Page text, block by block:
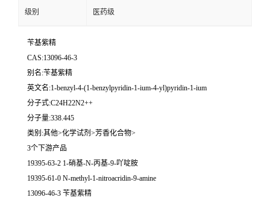
级别 医药级
苄基紫精
CAS:13096-46-3
别名:苄基紫精
英文名:1-benzyl-4-(1-benzylpyridin-1-ium-4-yl)pyridin-1-ium
分子式:C24H22N2++
分子量:338.445
类别:其他>化学试剂>芳香化合物>
3个下游产品
19395-63-2 1-硝基-N-丙基-9-吖啶胺
19395-61-0 N-methyl-1-nitroacridin-9-amine
13096-46-3 苄基紫精